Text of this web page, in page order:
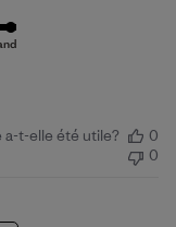
t-elle été utile?
0
0